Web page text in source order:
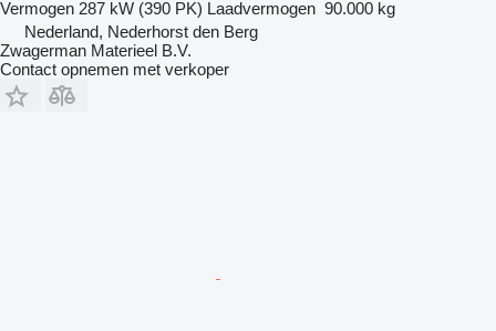
Vermogen 287 kW (390 PK) Laadvermogen 90.000 kg
Nederland, Nederhorst den Berg
Zwagerman Materieel B.V.
Contact opnemen met verkoper